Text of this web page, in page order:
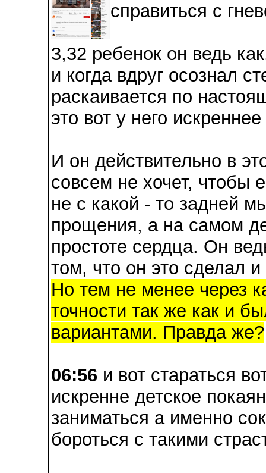
справиться с
3,32 ребенок он ведь
и когда вдруг осознал
раскаивается по
это вот у него
И он действительно в
совсем не хочет, чтобы
не с какой - то задней
прощения, а на самом
простоте сердца. Он
том, что он это сделал
Но тем не менее через
точности так же как и
вариантами. Правда же?
06:56 и вот стараться
искренне детское
заниматься а именно
бороться с такими